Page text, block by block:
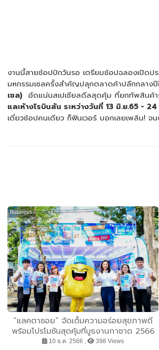
งานนี้สายช้อปปักวันรอ เตรียมช้อปฉลองเปิดป
มหกรรมเซลครั้งสำคัญปลุกตลาดค้าปลีกกลา
เซล) อัดแน่นสเปเชียลดีลสุดคุ้ม ที่ยกทัพสินค้
และห้างโรบินสัน ระหว่างวันที่ 13 มิ.ย.65 -
เดี่ยวช้อปคนเดียว ก็ฟินเวอร์ บอกเลยเพลิน!
Business
“แลคตาซอย” จัดเต็มความอร่อยสุขภาพดี
พร้อมโปรโมชันสุดคุ้มที่บูธงานกาชาด 2566
วันนี้ถึง 18 ธ.ค.66
10 ธ.ค. 2566 , 398 Views